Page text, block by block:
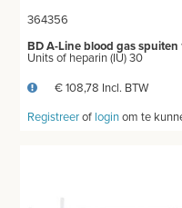
URINEONDERZOEK
BLOEDONDERZOEK
CORONATESTEN
364356
BD A-Line blood gas spuiten
Units of heparin (IU) 30
€ 108,78 Incl. BTW
Registreerof loginom te